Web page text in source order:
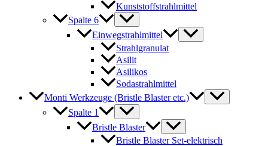
Kunststoffstrahlmittel
Spalte 6
Einwegstrahlmittel
Strahlgranulat
Asilit
Asilikos
Sodastrahlmittel
Monti Werkzeuge (Bristle Blaster etc.)
Spalte 1
Bristle Blaster
Bristle Blaster Set-elektrisch